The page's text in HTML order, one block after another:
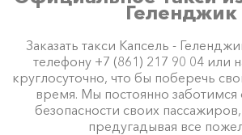
Геленджик
Заказать такси Капсель -
телефону +7 (861) 217 90 04 или
круглосуточно, что бы поберечь
время. Мы постоянно
безопасности своих
предугадывая все